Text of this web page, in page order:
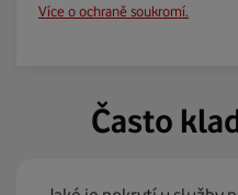
Více o ochraně soukromí.
Často